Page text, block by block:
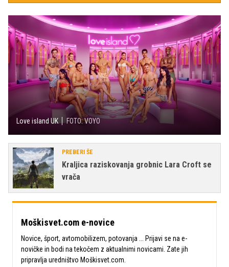
Love island UK FOTO: VOYO
PREBERI ŠE
Kraljica raziskovanja grobnic Lara Croft se
vrača
Moškisvet.com e-novice
Novice, šport, avtomobilizem, potovanja ... Prijavi se na e-
novičke in bodi na tekočem z aktualnimi novicami. Zate jih
pripravlja uredništvo Moškisvet.com.